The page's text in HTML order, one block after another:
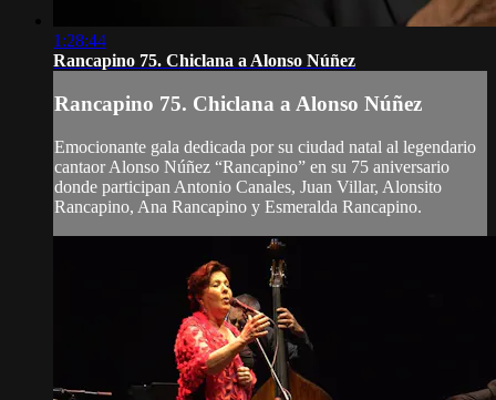
1:28:44
Rancapino 75. Chiclana a Alonso Núñez
Rancapino 75. Chiclana a Alonso Núñez
Emocionante gala dedicada por su ciudad natal al legendario
cantaor Alonso Núñez “Rancapino” en su 75 aniversario
donde participan Antonio Canales, Juan Villar, Alonsito
Rancapino, Ana Rancapino y Esmeralda Rancapino.